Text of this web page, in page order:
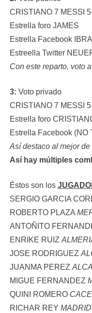
CRISTIANO 7 MESSI
Estrella foro JAMES
Estrella Facebook
Estreella Twitter
Con este reparto, voto
3: Voto privado
CRISTIANO 7 MESSI
Estrella foro
Estrella Facebook (NO
Así destaco al mejor
Así hay múltiples
Éstos son los
SERGIO GARCIA
ROBERTO PLAZA
ANTOÑITO
ENRIKE RUIZ
JOSE RODRIGUEZ
JUANMA PEREZ
MIGUE FERNANDEZ
QUINI ROMERO
RICHAR REY MADRID